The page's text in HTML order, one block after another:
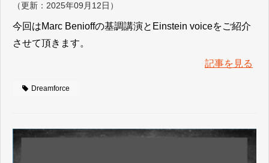
（更新： 2025年09月12日 ）
今回はMarc Benioffの基調講演とEinstein voiceをご紹介
させて頂きます。
記事を見る
Dreamforce